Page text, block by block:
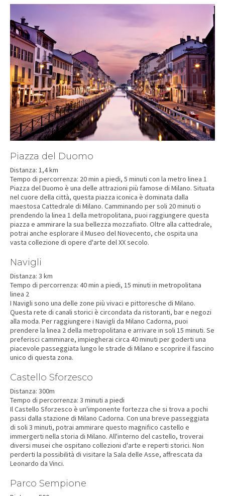
Piazza del Duomo
Distanza: 1,4 km
Tempo di percorrenza: 20 min a piedi, 5 minuti con la metro linea 1
Piazza del Duomo è una delle attrazioni più famose di Milano. Situata
nel cuore della città, questa piazza iconica è dominata dalla
maestosa Cattedrale di Milano. Camminando per soli 20 minuti o
prendendo la linea 1 della metropolitana, puoi raggiungere questa
piazza e ammirare la sua bellezza mozzafiato. Oltre alla cattedrale,
potrai anche esplorare il Museo del Novecento, che ospita una
vasta collezione di opere d'arte del XX secolo.
Navigli
Distanza: 3 km
Tempo di percorrenza: 40 min a piedi, 15 minuti in metropolitana
linea 2
I Navigli sono una delle zone più vivaci e pittoresche di Milano.
Questa rete di canali storici è circondata da ristoranti, bar e negozi
alla moda. Per raggiungere i Navigli da Milano Cadorna, puoi
prendere la linea 2 della metropolitana e arrivare in soli 15 minuti. Se
preferisci camminare, impiegherai circa 40 minuti per goderti una
piacevole passeggiata lungo le strade di Milano e scoprire il fascino
unico di questa zona.
Castello Sforzesco
Distanza: 300m
Tempo di percorrenza: 3 minuti a piedi
Il Castello Sforzesco è un'imponente fortezza che si trova a pochi
passi dalla stazione di Milano Cadorna. Con una breve passeggiata
di soli 3 minuti, potrai ammirare questo magnifico castello e
immergerti nella storia di Milano. All'interno del castello, troverai
diversi musei che ospitano collezioni d'arte e reperti storici. Non
perderti la possibilità di visitare la Sala delle Asse, affrescata da
Leonardo da Vinci.
Parco Sempione